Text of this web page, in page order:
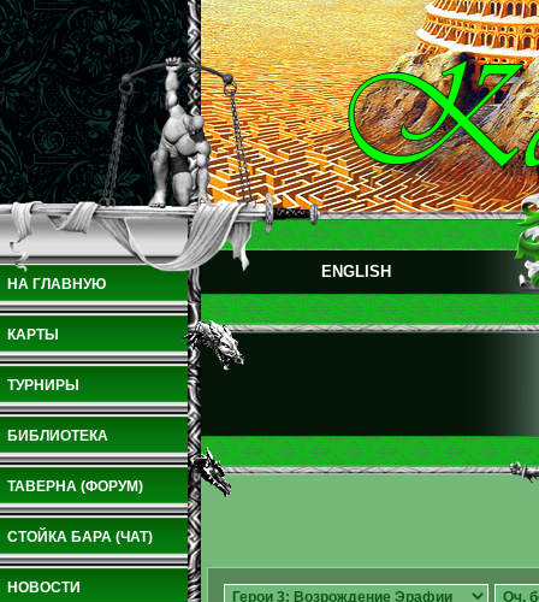
НА ГЛАВНУЮ
КАРТЫ
ТУРНИРЫ
БИБЛИОТЕКА
ТАВЕРНА (ФОРУМ)
СТОЙКА БАРА (ЧАТ)
НОВОСТИ
ENGLISH